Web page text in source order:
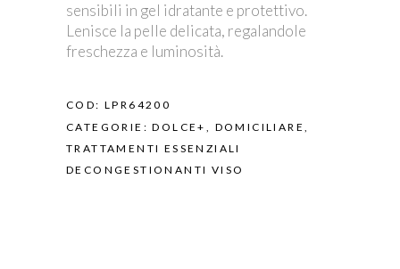
sensibili in gel idratante e protettivo.
Lenisce la pelle delicata, regalandole
freschezza e luminosità.
COD: LPR64200
CATEGORIE:DOLCE+ , DOMICILIARE,
TRATTAMENTI ESSENZIALI
DECONGESTIONANTI VISO